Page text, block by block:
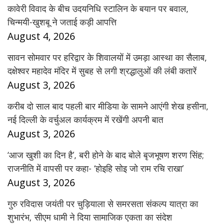
कावेरी विवाद के बीच उदयनिधि स्टालिन के बयान पर बवाल,
चिन्मयी-खुशबू ने जताई कड़ी आपत्ति
August 4, 2026
सावन सोमवार पर हरिद्वार के शिवालयों में उमड़ा आस्था का सैलाब,
दक्षेश्वर महादेव मंदिर में सुबह से लगी श्रद्धालुओं की लंबी कतारें
August 3, 2026
करीब दो साल बाद पहली बार मीडिया के सामने आएंगी शेख हसीना,
नई दिल्ली के वर्चुअल कार्यक्रम में रखेंगी अपनी बात
August 3, 2026
‘आज खुशी का दिन है’, बरी होने के बाद बोले बृजभूषण शरण सिंह;
राजनीति में वापसी पर कहा- ‘होइहि सोइ जो राम रचि राखा’
August 3, 2026
गुरु रविदास जयंती पर चुड़ियाला से समरसता संकल्प यात्रा का
शुभारंभ, सीएम धामी ने दिया सामाजिक एकता का संदेश